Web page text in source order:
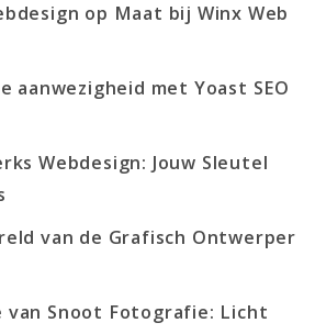
op Maat bij Winx Web
aanwezigheid met Yoast SEO
Webdesign: Jouw Sleutel
van de Grafisch Ontwerper
van Snoot Fotografie: Licht